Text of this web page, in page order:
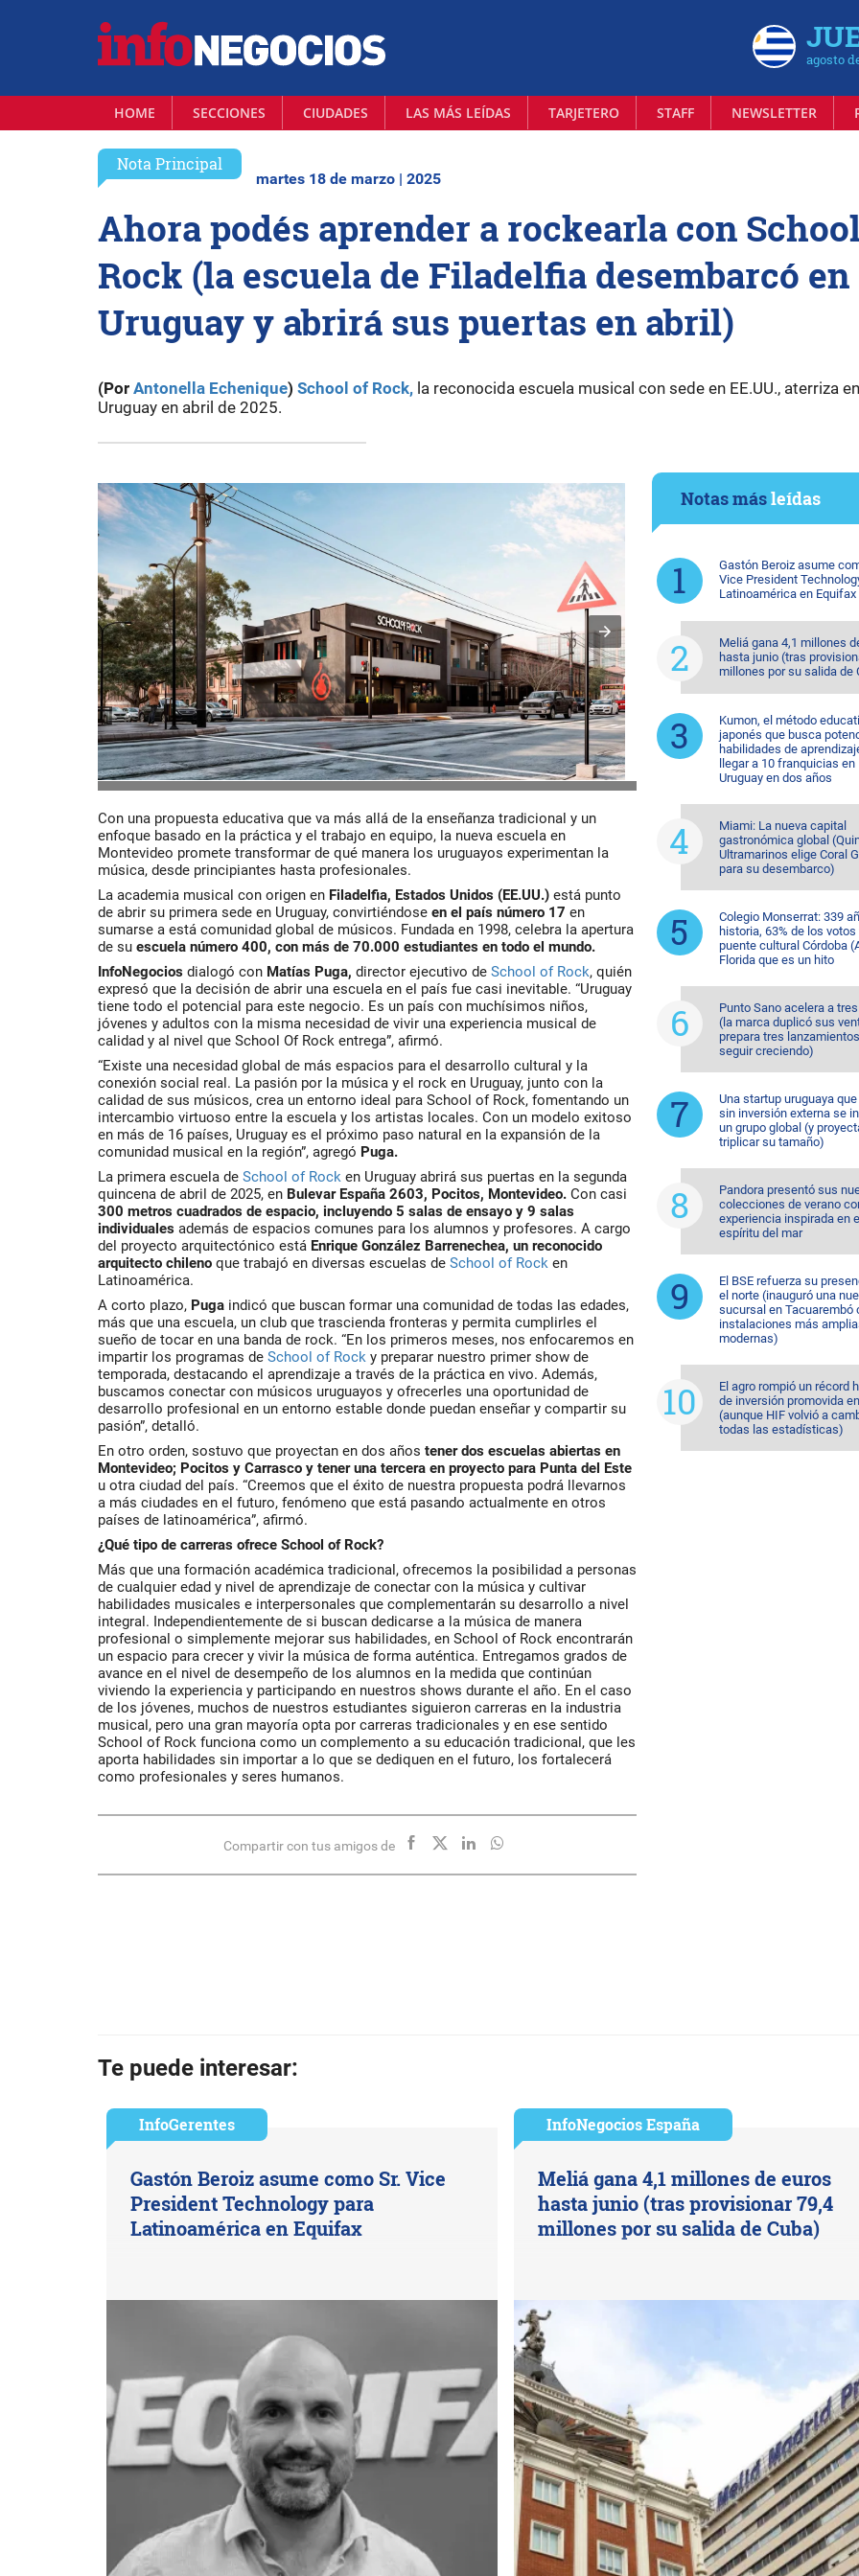
agosto
HOME SECCIONES CIUDADES LAS MÁS LEÍDAS TARJETERO STAFF NEWSLETTER
Nota Principal
martes 18 de marzo | 2025
Ahora podés aprender a rockearla con
Rock (la escuela de Filadelfia desembarcó en
Uruguay y abrirá sus puertas en abril)
(Por Antonella Echenique) School of Rock, la reconocida escuela musical con sede en EE.UU., aterriza en
Uruguay en abril de 2025.
Con una propuesta educativa que va más allá de la enseñanza tradicional y un
enfoque basado en la práctica y el trabajo en equipo, la nueva escuela en
Montevideo promete transformar de qué manera los uruguayos experimentan la
música, desde principiantes hasta profesionales.
La academia musical con origen en Filadelfia, Estados Unidos (EE.UU.) está punto
de abrir su primera sede en Uruguay, convirtiéndose en el país número 17 en
sumarse a está comunidad global de músicos. Fundada en 1998, celebra la apertura
de su escuela número 400, con más de 70.000 estudiantes en todo el mundo.
InfoNegocios dialogó con Matías Puga, director ejecutivo de School of Rock, quién
expresó que la decisión de abrir una escuela en el país fue casi inevitable. “Uruguay
tiene todo el potencial para este negocio. Es un país con muchísimos niños,
jóvenes y adultos con la misma necesidad de vivir una experiencia musical de
calidad y al nivel que School Of Rock entrega”, afirmó.
“Existe una necesidad global de más espacios para el desarrollo cultural y la
conexión social real. La pasión por la música y el rock en Uruguay, junto con la
calidad de sus músicos, crea un entorno ideal para School of Rock, fomentando un
intercambio virtuoso entre la escuela y los artistas locales. Con un modelo exitoso
en más de 16 países, Uruguay es el próximo paso natural en la expansión de la
comunidad musical en la región”, agregó Puga.
La primera escuela de School of Rock en Uruguay abrirá sus puertas en la segunda
quincena de abril de 2025, en Bulevar España 2603, Pocitos, Montevideo. Con casi
300 metros cuadrados de espacio, incluyendo 5 salas de ensayo y 9 salas
individuales además de espacios comunes para los alumnos y profesores. A cargo
del proyecto arquitectónico está Enrique González Barrenechea, un reconocido
arquitecto chileno que trabajó en diversas escuelas de School of Rock en
Latinoamérica.
A corto plazo, Puga indicó que buscan formar una comunidad de todas las edades,
más que una escuela, un club que trascienda fronteras y permita cumplirles el
sueño de tocar en una banda de rock. “En los primeros meses, nos enfocaremos en
impartir los programas de School of Rock y preparar nuestro primer show de
temporada, destacando el aprendizaje a través de la práctica en vivo. Además,
buscamos conectar con músicos uruguayos y ofrecerles una oportunidad de
desarrollo profesional en un entorno estable donde puedan enseñar y compartir su
pasión”, detalló.
En otro orden, sostuvo que proyectan en dos años tener dos escuelas abiertas en
Montevideo; Pocitos y Carrasco y tener una tercera en proyecto para Punta del Este
u otra ciudad del país. “Creemos que el éxito de nuestra propuesta podrá llevarnos
a más ciudades en el futuro, fenómeno que está pasando actualmente en otros
países de latinoamérica”, afirmó.
¿Qué tipo de carreras ofrece School of Rock?
Más que una formación académica tradicional, ofrecemos la posibilidad a personas
de cualquier edad y nivel de aprendizaje de conectar con la música y cultivar
habilidades musicales e interpersonales que complementarán su desarrollo a nivel
integral. Independientemente de si buscan dedicarse a la música de manera
profesional o simplemente mejorar sus habilidades, en School of Rock encontrarán
un espacio para crecer y vivir la música de forma auténtica. Entregamos grados de
avance en el nivel de desempeño de los alumnos en la medida que continúan
viviendo la experiencia y participando en nuestros shows durante el año. En el caso
de los jóvenes, muchos de nuestros estudiantes siguieron carreras en la industria
musical, pero una gran mayoría opta por carreras tradicionales y en ese sentido
School of Rock funciona como un complemento a su educación tradicional, que les
aporta habilidades sin importar a lo que se dediquen en el futuro, los fortalecerá
como profesionales y seres humanos.
Compartir con tus amigos de
Notas másleídas
Gastón Beroiz asume
Vice President
Latinoamérica en Equifax
Meliá gana 4,1 millones
hasta junio (tras
millones por su salida de
Kumon, el método
japonés que busca
habilidades de
llegar a 10 franquicias en
Uruguay en dos años
Miami: La nueva capital
gastronómica global
Ultramarinos elige Coral
para su desembarco)
Colegio Monserrat: 339
historia, 63% de los votos
puente cultural Córdoba
Florida que es un hito
Punto Sano acelera a
(la marca duplicó sus
prepara tres
seguir creciendo)
Una startup uruguaya
sin inversión externa se
un grupo global (y
triplicar su tamaño)
Pandora presentó sus
colecciones de verano
experiencia inspirada en el
espíritu del mar
El BSE refuerza su
el norte (inauguró una
sucursal en Tacuarembó
instalaciones más
modernas)
El agro rompió un récord
de inversión promovida
(aunque HIF volvió a
todas las estadísticas)
Te puede interesar:
InfoGerentes
Gastón Beroiz asume como Sr. Vice
President Technology para
Latinoamérica en Equifax
InfoNegocios España
Meliá gana 4,1 millones de euros
hasta junio (tras provisionar 79,4
millones por su salida de Cuba)